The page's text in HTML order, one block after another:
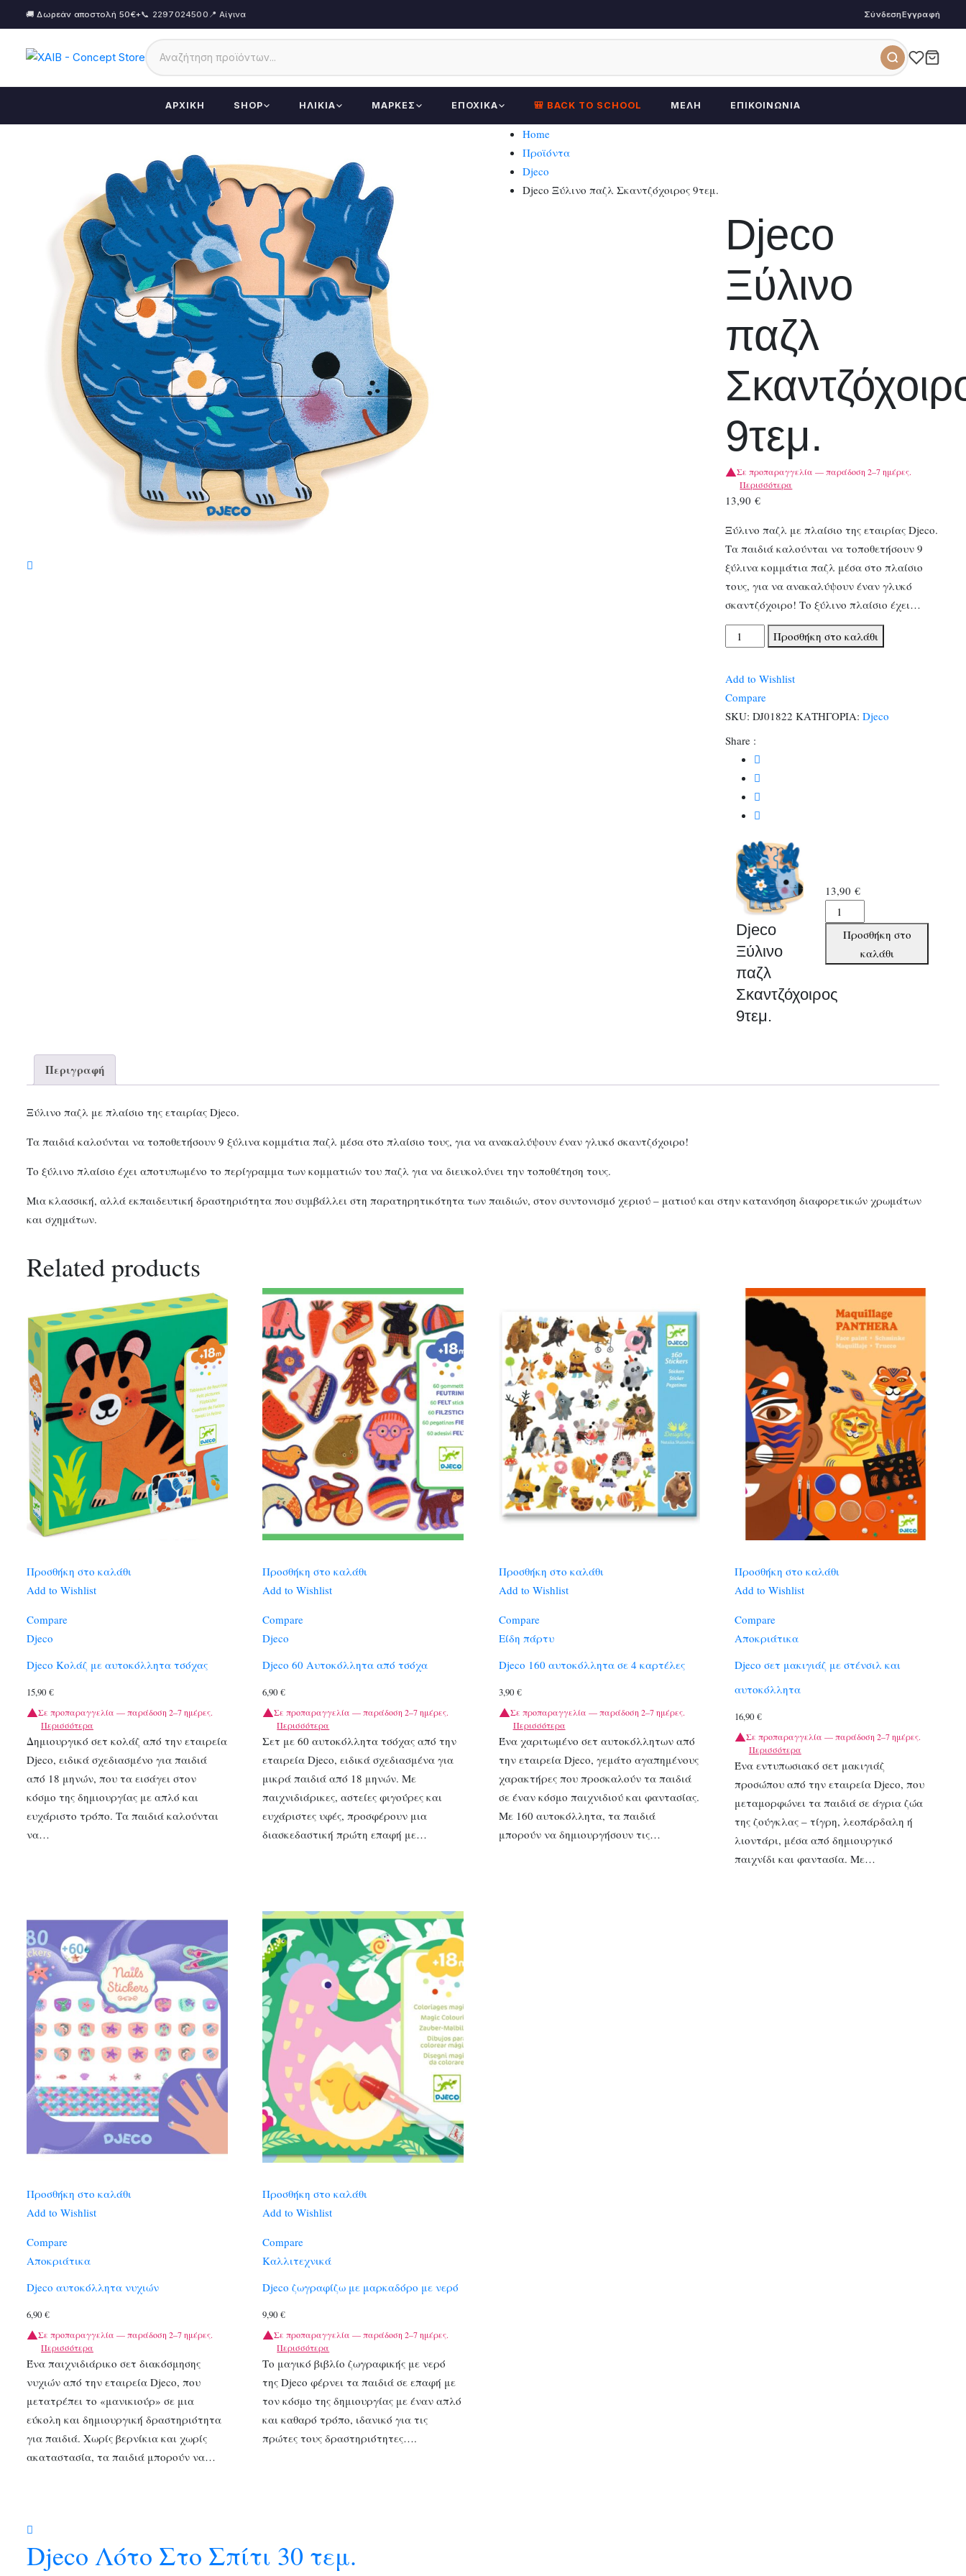
🚚 Δωρεάν αποστολή 50€+📞 2297024500 📍 Αίγινα ΣύνδεσηΕγγραφή
ΑΡΧΙΚΉ SHOP ΗΛΙΚΊΑ ΜΆΡΚΕΣ ΕΠΟΧΙΚΆ 🎒 BACK TO SCHOOL ΜΈΛΗ ΕΠΙΚΟΙΝΩΝΊΑ
Home
Προϊόντα
Djeco
Djeco Ξύλινο παζλ Σκαντζόχοιρος 9τεμ.
Djeco
Ξύλινο
παζλ
9τεμ.
Σε προπαραγγελία — παράδοση 2–7 ημέρες.
Περισσότερα
13,90€
Ξύλινο παζλ με πλαίσιο της εταιρίας Djeco.
Τα παιδιά καλούνται να τοποθετήσουν 9
ξύλινα κομμάτια παζλ μέσα στο πλαίσιο
τους, για να ανακαλύψουν έναν γλυκό
σκαντζόχοιρο! Το ξύλινο πλαίσιο έχει…
Djeco
Ξύλινο
9τεμ.
Προσθήκη στο καλάθι
Add to Wishlist
Compare
SKU: DJ01822 ΚΑΤΗΓΟΡΙΑ: Djeco
Share :
Djeco
Ξύλινο
παζλ
Σκαντζόχοιρος
9τεμ.
13,90€
Djeco
Ξύλινο
Σκαντζόχοιρος
ποσότητα
Προσθήκη στο
καλάθι
Περιγραφή
Ξύλινο παζλ με πλαίσιο της εταιρίας Djeco.
Τα παιδιά καλούνται να τοποθετήσουν 9 ξύλινα κομμάτια παζλ μέσα στο πλαίσιο τους, για να ανακαλύψουν έναν γλυκό σκαντζόχοιρο!
Το ξύλινο πλαίσιο έχει αποτυπωμένο το περίγραμμα των κομματιών του παζλ για να διευκολύνει την τοποθέτηση τους.
Μια κλασσική, αλλά εκπαιδευτική δραστηριότητα που συμβάλλει στη παρατηρητικότητα των παιδιών, στον συντονισμό χεριού – ματιού και στην κατανόηση διαφορετικών χρωμάτων
και σχημάτων.
Related products
Προσθήκη στο καλάθι
Add to Wishlist
Compare
Djeco
Djeco Κολάζ με αυτοκόλλητα τσόχας
15,90 €
Σε προπαραγγελία — παράδοση 2–7 ημέρες.
Περισσότερα
Δημιουργικό σετ κολάζ από την εταιρεία
Djeco, ειδικά σχεδιασμένο για παιδιά
από 18 μηνών, που τα εισάγει στον
κόσμο της δημιουργίας με απλό και
ευχάριστο τρόπο. Τα παιδιά καλούνται
να…
Προσθήκη στο καλάθι
Add to Wishlist
Compare
Djeco
Djeco 60 Αυτοκόλλητα από τσόχα
6,90€
Σε προπαραγγελία — παράδοση 2–7 ημέρες.
Περισσότερα
Σετ με 60 αυτοκόλλητα τσόχας από την
εταιρεία Djeco, ειδικά σχεδιασμένα για
μικρά παιδιά από 18 μηνών. Με
παιχνιδιάρικες, αστείες φιγούρες και
ευχάριστες υφές, προσφέρουν μια
διασκεδαστική πρώτη επαφή με…
Προσθήκη στο καλάθι
Add to Wishlist
Compare
Είδη πάρτυ
Djeco 160 αυτοκόλλητα σε 4 καρτέλες
3,90 €
Σε προπαραγγελία — παράδοση 2–7 ημέρες.
Περισσότερα
Ένα χαριτωμένο σετ αυτοκόλλητων από
την εταιρεία Djeco, γεμάτο αγαπημένους
χαρακτήρες που προσκαλούν τα παιδιά
σε έναν κόσμο παιχνιδιού και φαντασίας.
Με 160 αυτοκόλλητα, τα παιδιά
μπορούν να δημιουργήσουν τις…
Προσθήκη στο καλάθι
Add to Wishlist
Compare
Αποκριάτικα
Djeco σετ μακιγιάζ με στένσιλ και
αυτοκόλλητα
16,90 €
Σε προπαραγγελία — παράδοση 2–7 ημέρες.
Περισσότερα
Ένα εντυπωσιακό σετ μακιγιάζ
προσώπου από την εταιρεία Djeco, που
μεταμορφώνει τα παιδιά σε άγρια ζώα
της ζούγκλας – τίγρη, λεοπάρδαλη ή
λιοντάρι, μέσα από δημιουργικό
παιχνίδι και φαντασία. Με…
Προσθήκη στο καλάθι
Add to Wishlist
Compare
Αποκριάτικα
Djeco αυτοκόλλητα νυχιών
6,90 €
Σε προπαραγγελία — παράδοση 2–7 ημέρες.
Περισσότερα
Ένα παιχνιδιάρικο σετ διακόσμησης
νυχιών από την εταιρεία Djeco, που
μετατρέπει το «μανικιούρ» σε μια
εύκολη και δημιουργική δραστηριότητα
για παιδιά. Χωρίς βερνίκια και χωρίς
ακαταστασία, τα παιδιά μπορούν να…
Προσθήκη στο καλάθι
Add to Wishlist
Compare
Καλλιτεχνικά
Djeco ζωγραφίζω με μαρκαδόρο με νερό
9,90€
Σε προπαραγγελία — παράδοση 2–7 ημέρες.
Περισσότερα
Το μαγικό βιβλίο ζωγραφικής με νερό
της Djeco φέρνει τα παιδιά σε επαφή με
τον κόσμο της δημιουργίας με έναν απλό
και καθαρό τρόπο, ιδανικό για τις
πρώτες τους δραστηριότητες….
Djeco Λότο Στο Σπίτι 30 τεμ.